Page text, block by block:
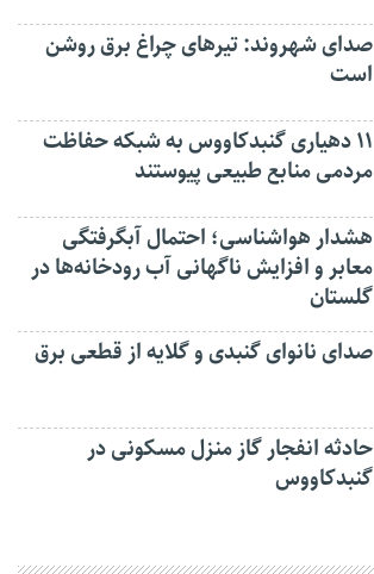
صدای شهروند: تیرهای چراغ برق روشن
است
۱۱ دهیاری گنبدکاووس به شبکه حفاظت
مردمی منابع طبیعی پیوستند
هشدار هواشناسی؛ احتمال آبگرفتگی
معابر و افزایش ناگهانی آب رودخانه‌ها در
گلستان
صدای نانوای گنبدی و گلایه از قطعی برق
حادثه انفجار گاز منزل مسکونی در
گنبدکاووس